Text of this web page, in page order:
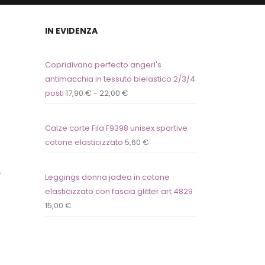
IN EVIDENZA
Copridivano perfecto angerl's
antimacchia in tessuto bielastico 2/3/4
posti 17,90 € - 22,00 €
Calze corte Fila F9398 unisex sportive
cotone elasticizzato 5,60 €
Leggings donna jadea in cotone
elasticizzato con fascia glitter art 4829
15,00 €